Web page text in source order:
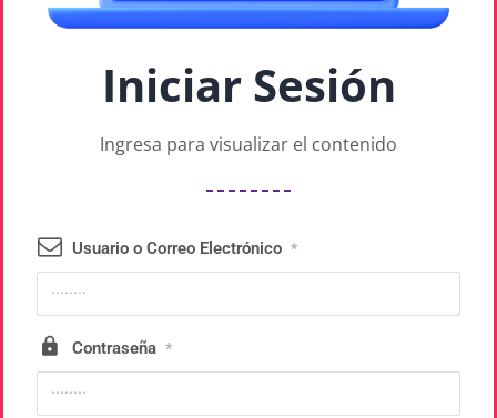
Iniciar Sesión
Ingresa para visualizar el contenido
Usuario o Correo Electrónico *
Contraseña *